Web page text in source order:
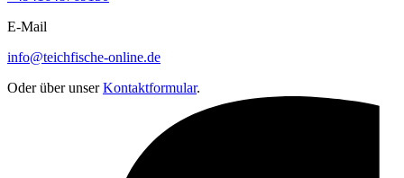
E-Mail
info@teichfische-online.de
Oder über unserKontaktformular.